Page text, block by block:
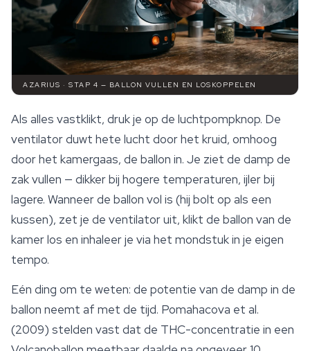
AZARIUS · STAP 4 — BALLON VULLEN EN LOSKOPPELEN
Als alles vastklikt, druk je op de luchtpompknop. De
ventilator duwt hete lucht door het kruid, omhoog
door het kamergaas, de ballon in. Je ziet de damp de
zak vullen — dikker bij hogere temperaturen, ijler bij
lagere. Wanneer de ballon vol is (hij bolt op als een
kussen), zet je de ventilator uit, klikt de ballon van de
kamer los en inhaleer je via het mondstuk in je eigen
tempo.
Eén ding om te weten: de potentie van de damp in de
ballon neemt af met de tijd. Pomahacova et al.
(2009) stelden vast dat de THC-concentratie in een